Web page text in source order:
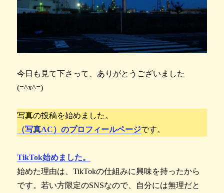
今日も見て下さって、ありがとうございました
(=^x^=)
写真の投稿を始めました。
（写真AC）のプロフィールページです。
TikTok始めました。
始めた理由は、TikTokの仕組みに興味を持ったから
です。若い方限定のSNSなので、自分には無理だと